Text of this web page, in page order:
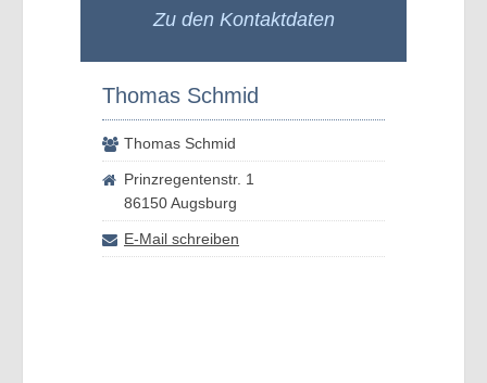
Zu den Kontaktdaten
Thomas Schmid
Thomas Schmid
Prinzregentenstr. 1
86150 Augsburg
E-Mail schreiben